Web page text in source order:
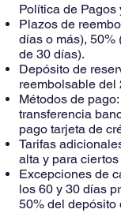
Política de
Plazos de
días o más), 50%
de 30 días).
Depósito de
reembolsable del
Métodos de
transferencia
pago tarjeta de
Tarifas
alta y para ciertos
Excepciones de
los 60 y 30 días
50% del depósito